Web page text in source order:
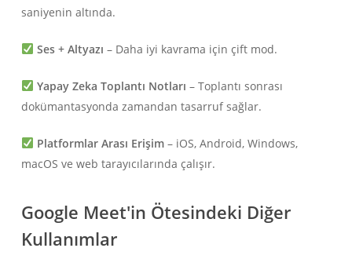
saniyenin altında.
Ses + Altyazı – Daha iyi kavrama için çift mod.
Yapay Zeka Toplantı Notları – Toplantı sonrası
dokümantasyonda zamandan tasarruf sağlar.
Platformlar Arası Erişim– iOS, Android, Windows,
macOS ve web tarayıcılarında çalışır.
Google Meet'in Ötesindeki Diğer
Kullanımlar